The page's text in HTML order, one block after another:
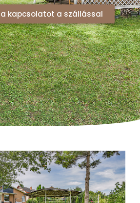
a kapcsolatot a szállással